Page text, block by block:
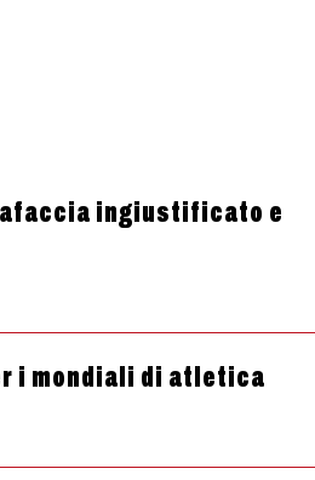
ingiustificato e
i mondiali di atletica